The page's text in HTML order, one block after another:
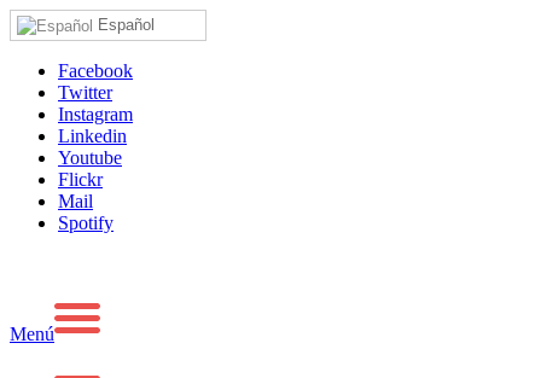
Español
Facebook
Twitter
Instagram
Linkedin
Youtube
Flickr
Mail
Spotify
Menú